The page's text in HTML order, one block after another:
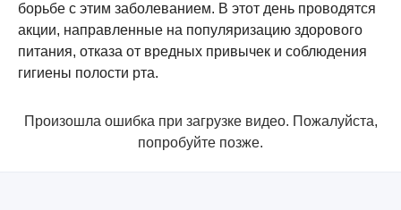
борьбе с этим заболеванием. В этот день проводятся
акции, направленные на популяризацию здорового
питания, отказа от вредных привычек и соблюдения
гигиены полости рта.
Произошла ошибка при загрузке видео. Пожалуйста,
попробуйте позже.